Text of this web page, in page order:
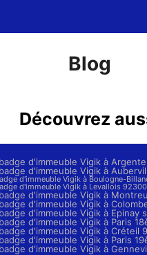
Blog
Découvrez
d'immeuble Vigik à
d'immeuble Vigik à
d'immeuble Vigik à Boulogne-
d'immeuble Vigik à Levallois 92300
d'immeuble Vigik à
d'immeuble Vigik à
d'immeuble Vigik à Epinay
d'immeuble Vigik à Paris
d'immeuble Vigik à Créteil
d'immeuble Vigik à Paris
d'immeuble Vigik à